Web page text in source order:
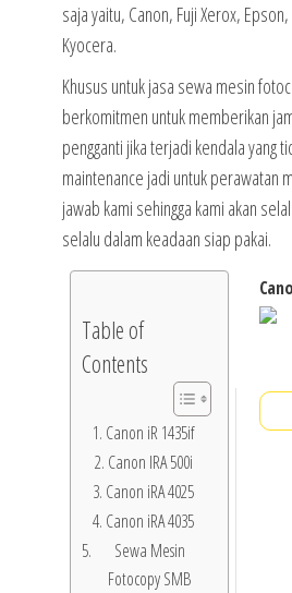
saja yaitu, Canon, Fuji Xerox,
Kyocera.
Khusus untuk jasa sewa mesin
berkomitmen untuk memberikan
pengganti jika terjadi kendala yang
maintenance jadi untuk perawatan
jawab kami sehingga kami akan
selalu dalam keadaan siap pakai.
Table of
Contents
Canon iR 1435if
Canon IRA 500i
Canon iRA 4025
Canon iRA 4035
Sewa Mesin
Fotocopy SMB